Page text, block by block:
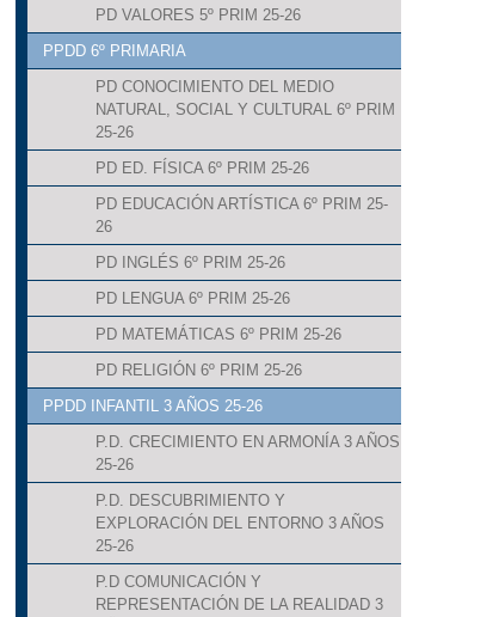
PD VALORES 5º PRIM 25-26
PPDD 6º PRIMARIA
PD CONOCIMIENTO DEL MEDIO
NATURAL, SOCIAL Y CULTURAL 6º PRIM
25-26
PD ED. FÍSICA 6º PRIM 25-26
PD EDUCACIÓN ARTÍSTICA 6º PRIM 25-
26
PD INGLÉS 6º PRIM 25-26
PD LENGUA 6º PRIM 25-26
PD MATEMÁTICAS 6º PRIM 25-26
PD RELIGIÓN 6º PRIM 25-26
PPDD INFANTIL 3 AÑOS 25-26
P.D. CRECIMIENTO EN ARMONÍA 3 AÑOS
25-26
P.D. DESCUBRIMIENTO Y
EXPLORACIÓN DEL ENTORNO 3 AÑOS
25-26
P.D COMUNICACIÓN Y
REPRESENTACIÓN DE LA REALIDAD 3